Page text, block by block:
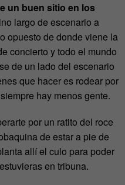
un buen sitio en los
largo de escenario a
opuesto de donde viene la
concierto y todo el mundo
de un lado del escenario
que hacer es rodear por
hay menos gente.
por un ratito del roce
de estar a pie de
allí el culo para poder
en tribuna.